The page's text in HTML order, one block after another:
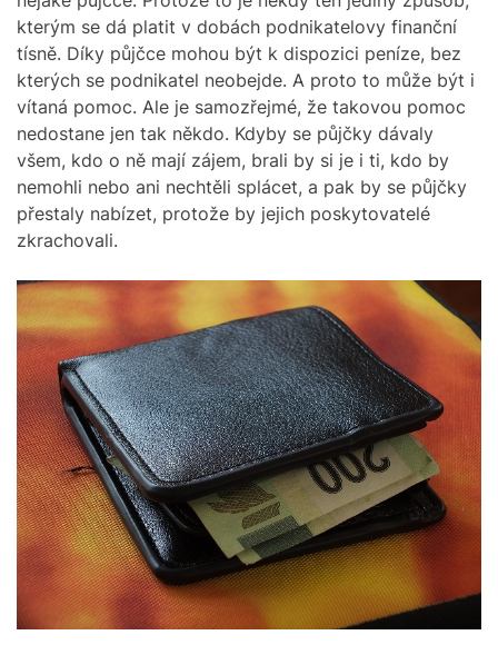
kterým se dá platit v dobách podnikatelovy finanční
tísně. Díky půjčce mohou být k dispozici peníze, bez
kterých se podnikatel neobejde. A proto to může být i
vítaná pomoc. Ale je samozřejmé, že takovou pomoc
nedostane jen tak někdo. Kdyby se půjčky dávaly
všem, kdo o ně mají zájem, brali by si je i ti, kdo by
nemohli nebo ani nechtěli splácet, a pak by se půjčky
přestaly nabízet, protože by jejich poskytovatelé
zkrachovali.